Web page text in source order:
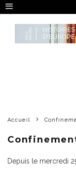
Accueil
Depuis le mercredi